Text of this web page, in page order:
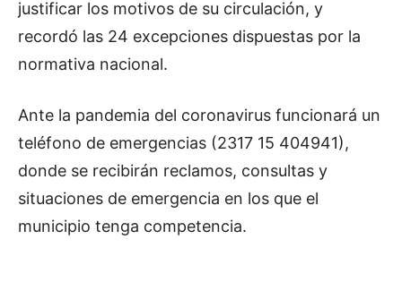
justificar los motivos de su circulación, y
recordó las 24 excepciones dispuestas por la
normativa nacional.
Ante la pandemia del coronavirus funcionará un
teléfono de emergencias (2317 15 404941),
donde se recibirán reclamos, consultas y
situaciones de emergencia en los que el
municipio tenga competencia.